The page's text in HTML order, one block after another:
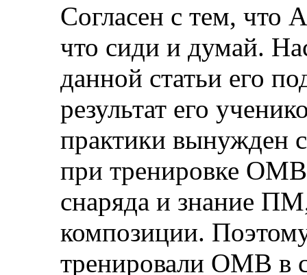
Согласен с тем, что
что сиди и думай.
данной статьи его
результат его
практики вынужден
при тренировке ОМВ
снаряда и знание
композиции.
тренировали ОМВ в